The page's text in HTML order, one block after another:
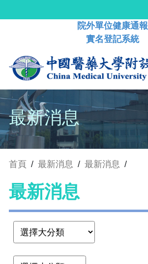
院外單位健康通報
實名登記系統
最新消息
首頁 / 最新消息 / 最新消息 /
最新消息